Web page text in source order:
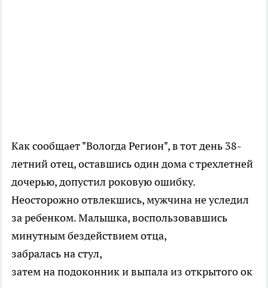
Как сообщает "Вологда Регион", в тот день 38-
летний отец, оставшись один дома с трехлетней
дочерью, допустил роковую ошибку.
Неосторожно отвлекшись, мужчина не уследил
за ребенком. Малышка, воспользовавшись
минутным бездействием отца,
забралась на стул,
затем на подоконник и выпала из открытого ок